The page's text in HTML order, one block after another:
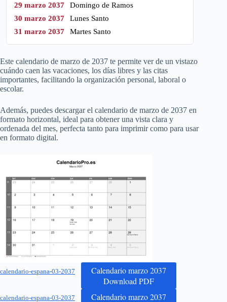
29 marzo 2037
Domingo de Ramos
30 marzo 2037
Lunes Santo
31 marzo 2037
Martes Santo
Este calendario de marzo de 2037 te permite ver de un vistazo
cuándo caen las vacaciones, los días libres y las citas
importantes, facilitando la organización personal, laboral o
escolar.
Además, puedes descargar el calendario de marzo de 2037 en
formato horizontal, ideal para obtener una vista clara y
ordenada del mes, perfecta tanto para imprimir como para usar
en formato digital.
calendario-espana-03-2037
Calendario marzo 2037
Download PDF
calendario-espana-03-2037
Calendario marzo 2037